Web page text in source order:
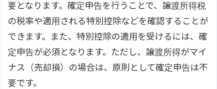
要となります。確定申告を行うことで、譲渡所得税
の税率や適用される特別控除などを確認することが
できます。また、特別控除の適用を受けるには、確
定申告が必須となります。ただし、譲渡所得がマイ
ナス（売却損）の場合は、原則として確定申告は不
要です。